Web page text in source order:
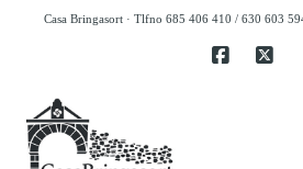
Casa Bringasort · Tlfno 685 406 410 / 630 603